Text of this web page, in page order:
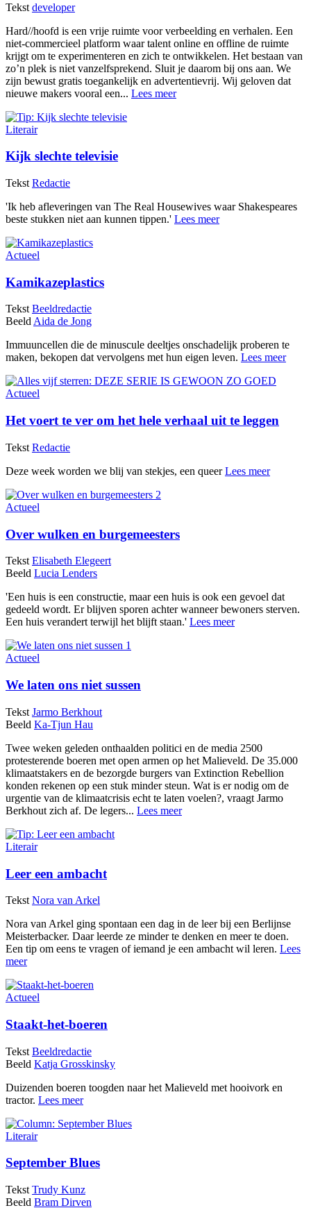
Tekst developer
Hard//hoofd is een vrije ruimte voor verbeelding en verhalen. Een
niet-commercieel platform waar talent online en offline de ruimte
krijgt om te experimenteren en zich te ontwikkelen. Het bestaan van
zo’n plek is niet vanzelfsprekend. Sluit je daarom bij ons aan. We
zijn bewust gratis toegankelijk en advertentievrij. Wij geloven dat
nieuwe makers vooral een... Lees meer
Literair
Kijk slechte televisie
Tekst Redactie
'Ik heb afleveringen van The Real Housewives waar Shakespeares
beste stukken niet aan kunnen tippen.' Lees meer
Actueel
Kamikazeplastics
Tekst Beeldredactie
BeeldAida de Jong
Immuuncellen die de minuscule deeltjes onschadelijk proberen te
maken, bekopen dat vervolgens met hun eigen leven. Lees meer
Actueel
Het voert te ver om het hele verhaal uit te leggen
Tekst Redactie
Deze week worden we blij van stekjes, een queerLees meer
Actueel
Over wulken en burgemeesters
Tekst Elisabeth Elegeert
Beeld Lucia Lenders
'Een huis is een constructie, maar een huis is ook een gevoel dat
gedeeld wordt. Er blijven sporen achter wanneer bewoners sterven.
Een huis verandert terwijl het blijft staan.' Lees meer
Actueel
We laten ons niet sussen
Tekst Jarmo Berkhout
Beeld Ka-Tjun Hau
Twee weken geleden onthaalden politici en de media 2500
protesterende boeren met open armen op het Malieveld. De 35.000
klimaatstakers en de bezorgde burgers van Extinction Rebellion
konden rekenen op een stuk minder steun. Wat is er nodig om de
urgentie van de klimaatcrisis echt te laten voelen?, vraagt Jarmo
Berkhout zich af. De legers... Lees meer
Literair
Leer een ambacht
Tekst Nora van Arkel
Nora van Arkel ging spontaan een dag in de leer bij een Berlijnse
Meisterbacker. Daar leerde ze minder te denken en meer te doen.
Een tip om eens te vragen of iemand je een ambacht wil leren. Lees
meer
Actueel
Staakt-het-boeren
Tekst Beeldredactie
Beeld Katja Grosskinsky
Duizenden boeren toogden naar het Malieveld met hooivork en
tractor. Lees meer
Literair
September Blues
Tekst Trudy Kunz
Beeld Bram Dirven